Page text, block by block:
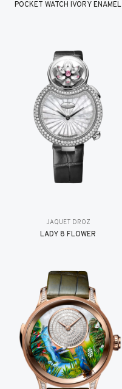
POCKET WATCH IVORY ENAMEL
JAQUET DROZ
LADY 8 FLOWER